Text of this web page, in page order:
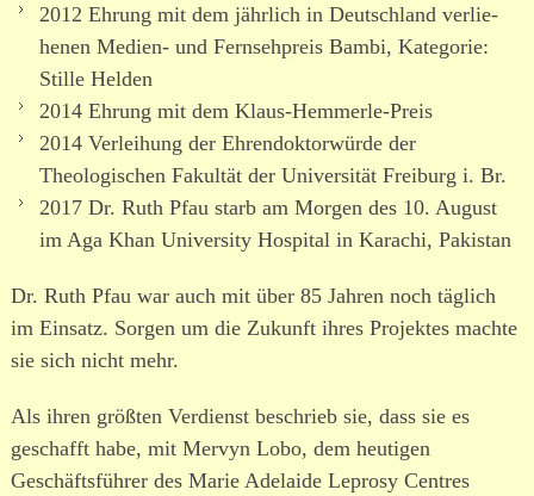
2012 Ehrung mit dem jährlich in Deutschland verlie­
henen Medien- und Fernsehpreis Bambi, Kategorie:
Stille Helden
2014 Ehrung mit dem Klaus-Hemmerle-Preis
2014 Verleihung der Ehrendoktorwürde der
Theologischen Fakultät der Universität Freiburg i. Br.
2017 Dr. Ruth Pfau starb am Morgen des 10. August
im Aga Khan University Hospital in Karachi, Pakistan
Dr. Ruth Pfau war auch mit über 85 Jahren noch täglich
im Einsatz. Sorgen um die Zukunft ihres Projektes machte
sie sich nicht mehr.
Als ihren größten Verdienst beschrieb sie, dass sie es
geschafft habe, mit Mervyn Lobo, dem heutigen
Geschäftsführer des Marie Adelaide Leprosy Centres